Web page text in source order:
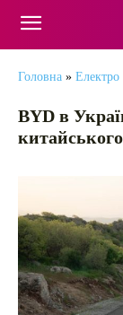
Головна » Електро
BYD в